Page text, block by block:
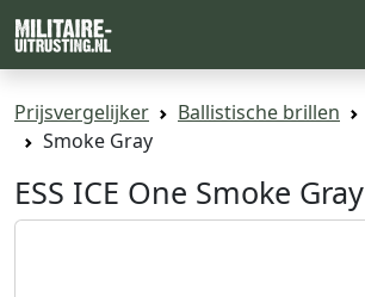
Prijsvergelijker Ballistische brillen
Smoke Gray
ESS ICE One Smoke Gray